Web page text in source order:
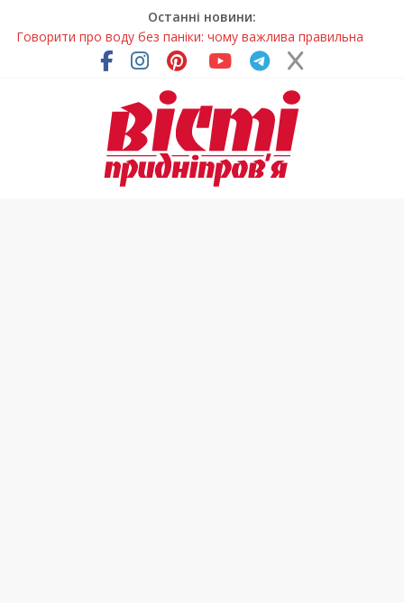
Останні новини:
Говорити про воду без паніки: чому важлива правильна
Лікар – на екрані: Як працюють телемедичні центри на
У Дніпрі триває масштабна підготовка до опалювального
Пошуки тривають: на Дніпропетровщині досліджують місце
розташування легендарного монастиря (Фото)